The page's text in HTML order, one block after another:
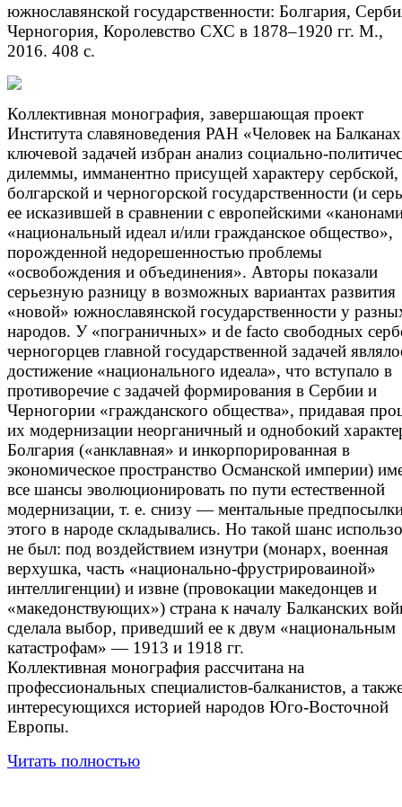
южнославянской государственности: Болгария,
Черногория, Королевство СХС в 1878–1920 гг. М.,
2016. 408 с.
Коллективная монография, завершающая проект
Института славяноведения РАН «Человек на
ключевой задачей избран анализ социально-
дилеммы, имманентно присущей характеру сербской,
болгарской и черногорской государственности (и
ее исказившей в сравнении с европейскими
«национальный идеал и/или гражданское общество»,
порожденной недорешенностью проблемы
«освобождения и объединения». Авторы показали
серьезную разницу в возможных вариантах развития
«новой» южнославянской государственности у
народов. У «пограничных» и de facto свободных
черногорцев главной государственной задачей
достижение «национального идеала», что вступало в
противоречие с задачей формирования в Сербии и
Черногории «гражданского общества», придавая
их модернизации неорганичный и однобокий
Болгария («анклавная» и инкорпорированная в
экономическое пространство Османской империи)
все шансы эволюционировать по пути естественной
модернизации, т. е. снизу — ментальные
этого в народе складывались. Но такой шанс
не был: под воздействием изнутри (монарх, военная
верхушка, часть «национально-фрустрироваиной»
интеллигенции) и извне (провокации македонцев и
«македонствующих») страна к началу Балканских
сделала выбор, приведший ее к двум «национальным
катастрофам» — 1913 и 1918 гг.
Коллективная монография рассчитана на
профессиональных специалистов-балканистов, а
интересующихся историей народов Юго-Восточной
Европы.
Читать полностью